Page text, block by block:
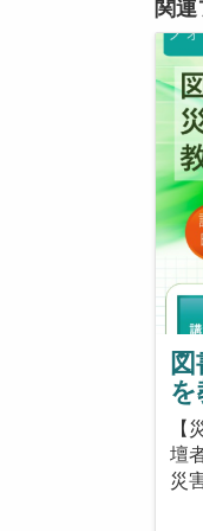
関
壇
災